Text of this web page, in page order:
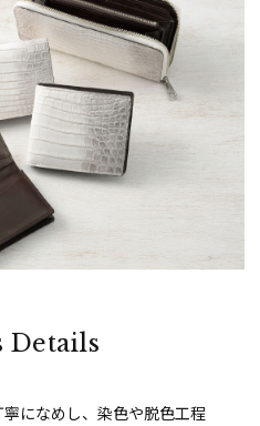
Details
になめし、染色や脱色工程